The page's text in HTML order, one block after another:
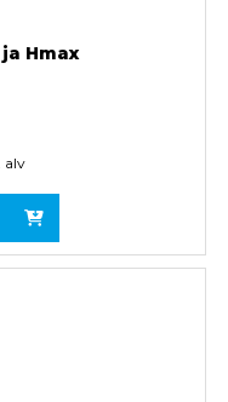
Hmax
alv